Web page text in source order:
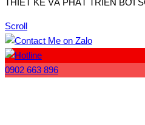
Scroll
0902 663 896